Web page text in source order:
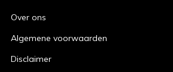
Over ons
Algemene voorwaarden
Disclaimer